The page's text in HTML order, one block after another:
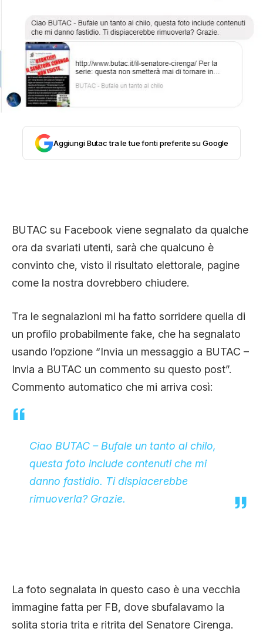
STORIA E CITAZIONI
INTRATTENIMENTO
COMPLOTTI, LEGGENDE URBANE ED
EVERGREEN
TRUFFE E SOCIAL NETWORK
CLIMA ED ENERGIA
CONTATTI
CHI SIAMO
Aggiungi Butac tra le tue fonti preferite su Google
BUTAC su Facebook viene segnalato da qualche
ora da svariati utenti, sarà che qualcuno è
convinto che, visto il risultato elettorale, pagine
come la nostra dovrebbero chiudere.
Tra le segnalazioni mi ha fatto sorridere quella di
un profilo probabilmente fake, che ha segnalato
usando l’opzione “Invia un messaggio a BUTAC –
Invia a BUTAC un commento su questo post”.
Commento automatico che mi arriva così:
Ciao BUTAC – Bufale un tanto al chilo,
questa foto include contenuti che mi
danno fastidio. Ti dispiacerebbe
rimuoverla? Grazie.
La foto segnalata in questo caso è una vecchia
immagine fatta per FB, dove sbufalavamo la
solita storia trita e ritrita del Senatore Cirenga.